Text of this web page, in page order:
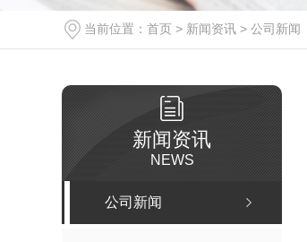
当前位置： 首页 > 新闻资讯 > 公司新闻
新闻资讯
NEWS
公司新闻